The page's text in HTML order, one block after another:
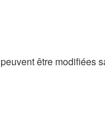
être modifiées